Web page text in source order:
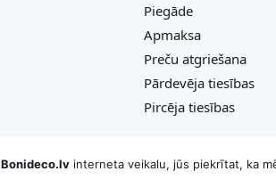
Piegāde
Apmaksa
Preču atgriešana
Pārdevēja tiesības
Pircēja tiesības
Bonideco.lvinterneta veikalu, jūs piekrītat, ka